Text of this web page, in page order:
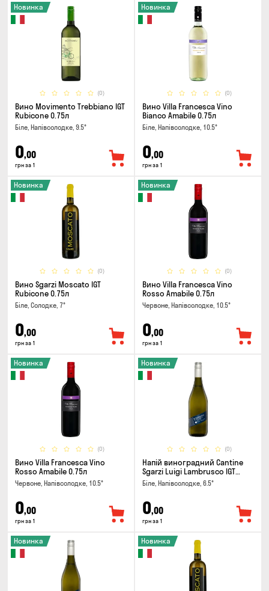
(0)
Новинка
Вино Movimento Trebbiano IGT
Rubicone 0.75л
Біле, Напівсолодке, 9.5°
0,00
грн за 1
(0)
Новинка
Вино Villa Francesca Vino
Bianco Amabile 0.75л
Біле, Напівсолодке, 10.5°
0,00
грн за 1
(0)
Новинка
Вино Sgarzi Moscato IGT
Rubicone 0.75л
Біле, Солодке, 7°
0,00
грн за 1
(0)
Новинка
Вино Villa Francesca Vino
Rosso Amabile 0.75л
Червоне, Напівсолодке, 10.5°
0,00
грн за 1
(0)
Новинка
Вино Villa Francesca Vino
Rosso Amabile 0.75л
Червоне, Напівсолодке, 10.5°
0,00
грн за 1
(0)
Новинка
Напій виноградний Cantine
Sgarzi Luigi Lambrusco IGT
Emilia Bianca Frizziante 0.75л
Біле, Напівсолодке, 6.5°
0,00
грн за 1
Новинка Новинка